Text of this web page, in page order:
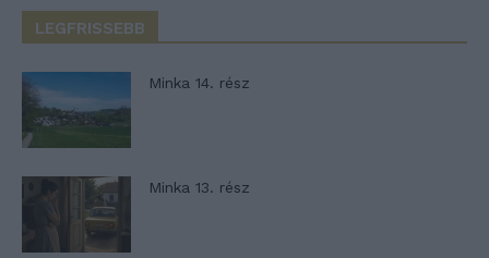
LEGFRISSEBB
Minka 14. rész
Minka 13. rész